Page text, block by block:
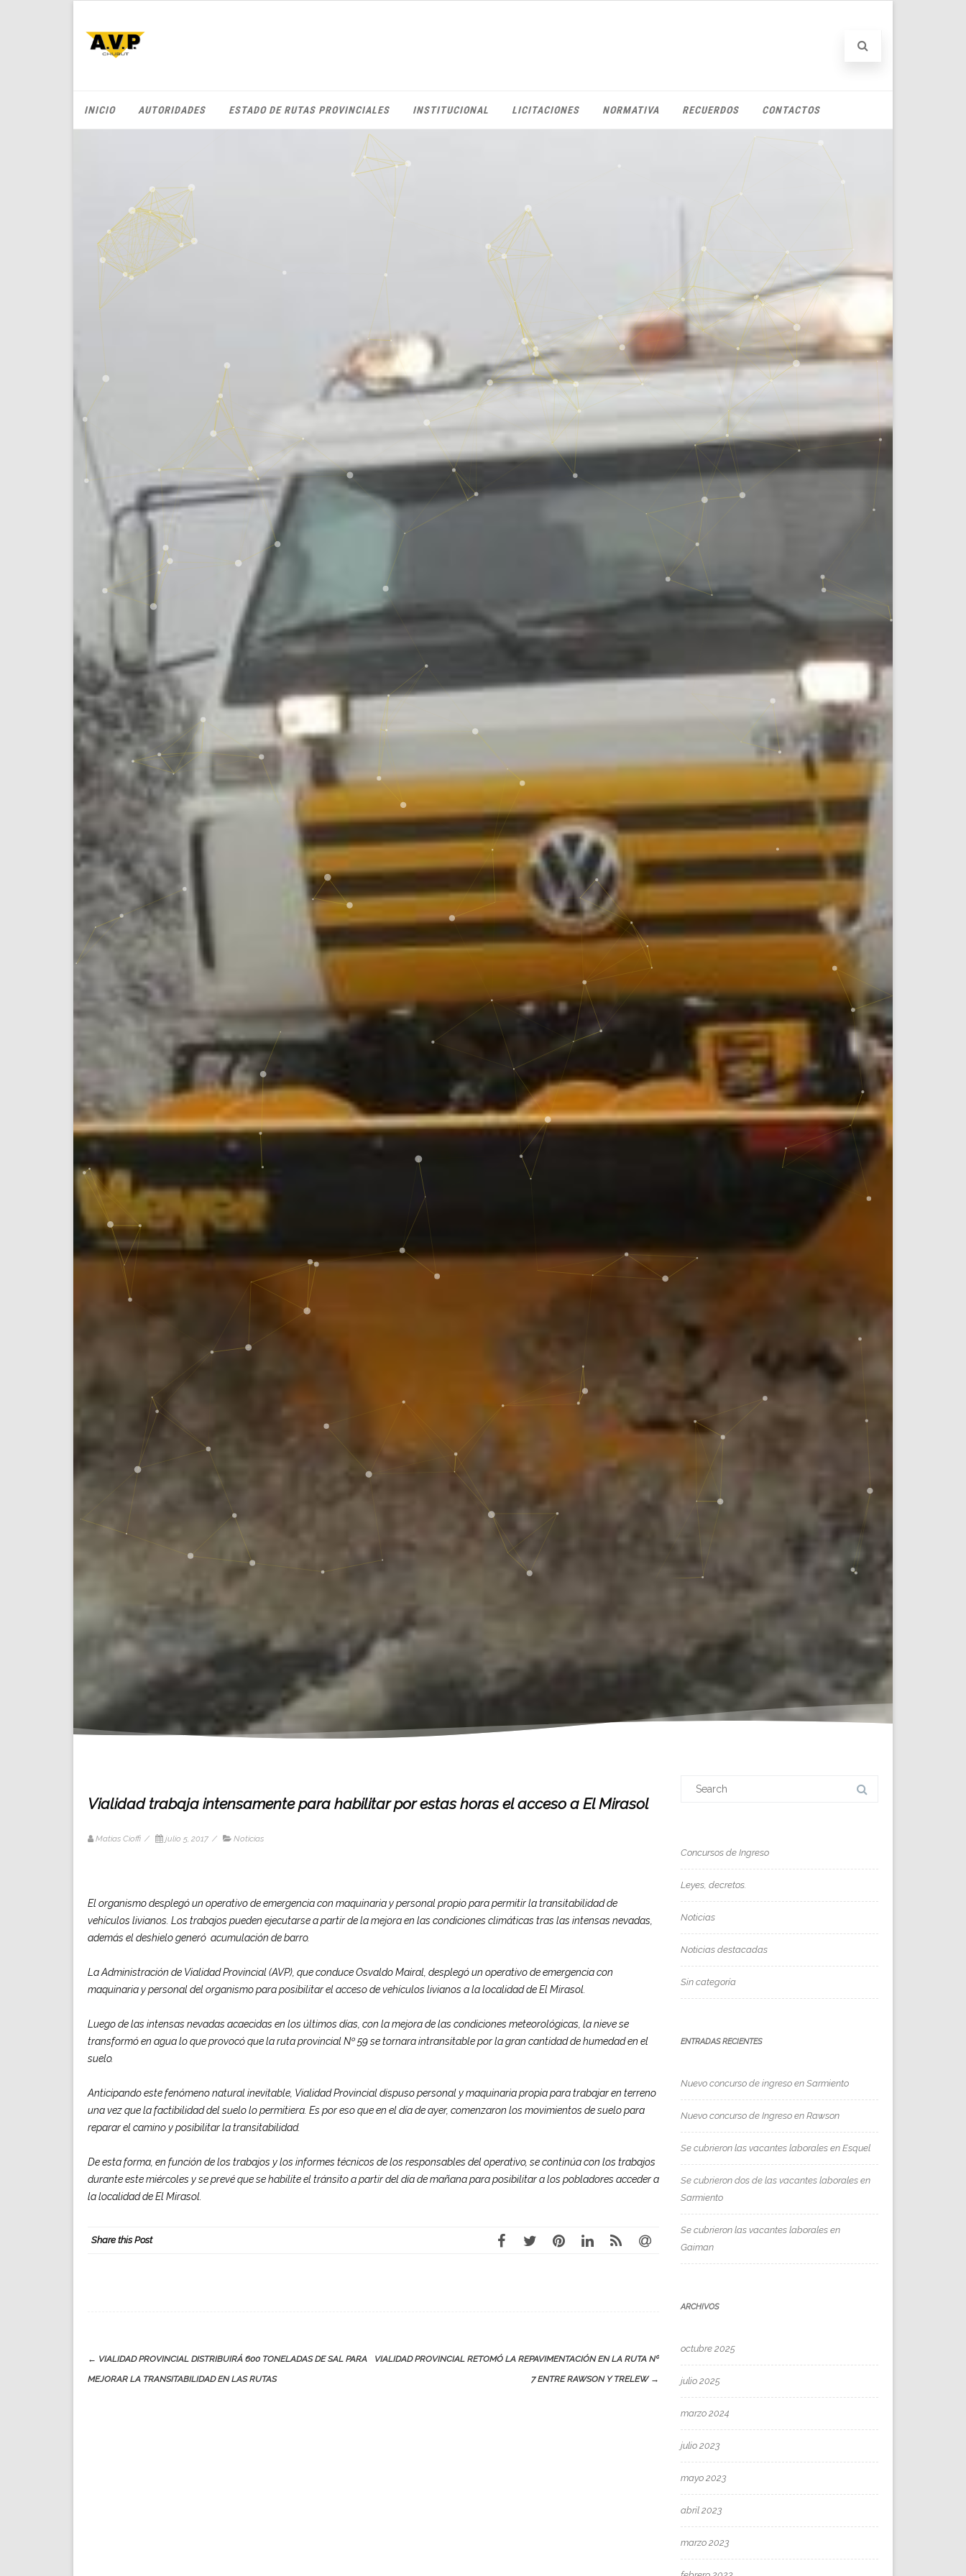
INICIO AUTORIDADES ESTADO DE RUTAS PROVINCIALES INSTITUCIONAL LICITACIONES NORMATIVA RECUERDOS CONTACTOS
Vialidad trabaja intensamente para habilitar por estas horas el acceso a El Mirasol
Matias Cioffi / julio 5, 2017 / Noticias
El organismo desplegó un operativo de emergencia con maquinaria y personal propio para permitir la transitabilidad de
vehículos livianos. Los trabajos pueden ejecutarse a partir de la mejora en las condiciones climáticas tras las intensas nevadas,
además el deshielo generó acumulación de barro.
La Administración de VialidadProvincial (AVP), que conduce Osvaldo Mairal, desplegó un operativo de emergencia con
maquinaria y personal del organismo para posibilitar el acceso de vehículos livianos a la localidad de El Mirasol.
Luego de las intensas nevadas acaecidas en los últimos días, con la mejora de las condiciones meteorológicas, la nieve se
transformó en agua lo que provocó que la ruta provincial Nº 59 se tornara intransitable por la gran cantidad de humedad en el
suelo.
Anticipando este fenómeno natural inevitable, VialidadProvincial dispuso personal y maquinaria propia para trabajar en terreno
una vez que la factibilidad del suelo lo permitiera. Es por eso que en el día de ayer, comenzaron los movimientos de suelo para
reparar el camino y posibilitar la transitabilidad.
De esta forma, en función de los trabajos y los informes técnicos de los responsables del operativo, se continúa con los trabajos
durante este miércoles y se prevé que se habilite el tránsito a partir del día de mañana para posibilitar a los pobladores acceder a
la localidad de El Mirasol.
Share this Post
Post
navigation
← VIALIDAD PROVINCIAL DISTRIBUIRÁ 600 TONELADAS DE SAL PARA
MEJORAR LA TRANSITABILIDAD EN LAS RUTAS
VIALIDAD PROVINCIAL RETOMÓ LA REPAVIMENTACIÓN EN LA RUTA Nº
7 ENTRE RAWSON Y TRELEW →
Concursos de Ingreso
Leyes, decretos.
Noticias
Noticias destacadas
Sin categoría
ENTRADAS RECIENTES
Nuevo concurso de ingreso en Sarmiento
Nuevo concurso de Ingreso en Rawson
Se cubrieron las vacantes laborales en Esquel
Se cubrieron dos de las vacantes laborales en
Sarmiento
Se cubrieron las vacantes laborales en
Gaiman
ARCHIVOS
octubre 2025
julio 2025
marzo 2024
julio 2023
mayo 2023
abril 2023
marzo 2023